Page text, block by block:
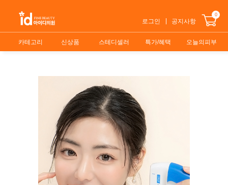
로그인 공지사항
카테고리 신상품 스테디셀러 특가/혜택 오늘의피부
0